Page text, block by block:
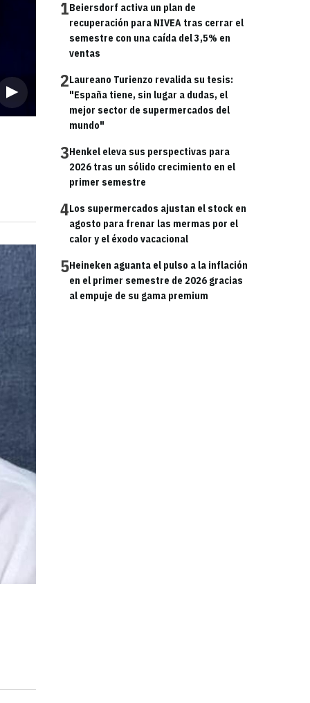
1Beiersdorf activa un plan de
recuperación para NIVEA tras cerrar el
semestre con una caída del 3,5% en
ventas
2Laureano Turienzo revalida su tesis:
"España tiene, sin lugar a dudas, el
mejor sector de supermercados del
mundo"
3Henkel eleva sus perspectivas para
2026 tras un sólido crecimiento en el
primer semestre
4Los supermercados ajustan el stock en
agosto para frenar las mermas por el
calor y el éxodo vacacional
5Heineken aguanta el pulso a la inflación
en el primer semestre de 2026 gracias
al empuje de su gama premium